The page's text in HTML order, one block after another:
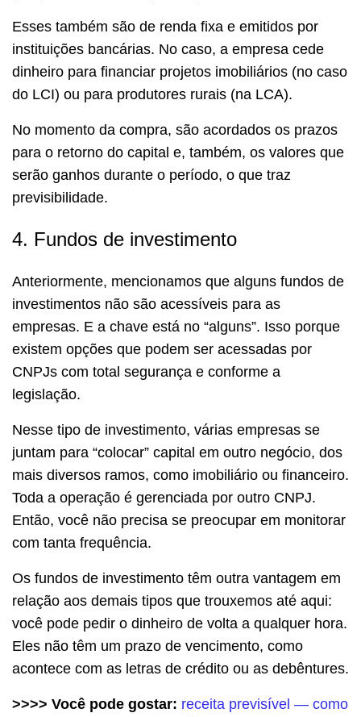
Esses também são de renda fixa e emitidos por
instituições bancárias. No caso, a empresa cede
dinheiro para financiar projetos imobiliários (no caso
do LCI) ou para produtores rurais (na LCA).
No momento da compra, são acordados os prazos
para o retorno do capital e, também, os valores que
serão ganhos durante o período, o que traz
previsibilidade.
4. Fundos de investimento
Anteriormente, mencionamos que alguns fundos de
investimentos não são acessíveis para as
empresas. E a chave está no “alguns”. Isso porque
existem opções que podem ser acessadas por
CNPJs com total segurança e conforme a
legislação.
Nesse tipo de investimento, várias empresas se
juntam para “colocar” capital em outro negócio, dos
mais diversos ramos, como imobiliário ou financeiro.
Toda a operação é gerenciada por outro CNPJ.
Então, você não precisa se preocupar em monitorar
com tanta frequência.
Os fundos de investimento têm outra vantagem em
relação aos demais tipos que trouxemos até aqui:
você pode pedir o dinheiro de volta a qualquer hora.
Eles não têm um prazo de vencimento, como
acontece com as letras de crédito ou as debêntures.
>>>> Você pode gostar: receita previsível — como